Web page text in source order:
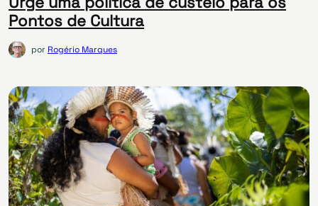
Pontos de Cultura
por Rogério Marques